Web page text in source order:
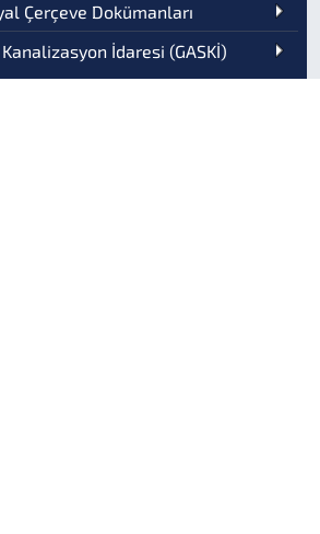
Çerçeve Dokümanları
İdaresi (GASKİ)